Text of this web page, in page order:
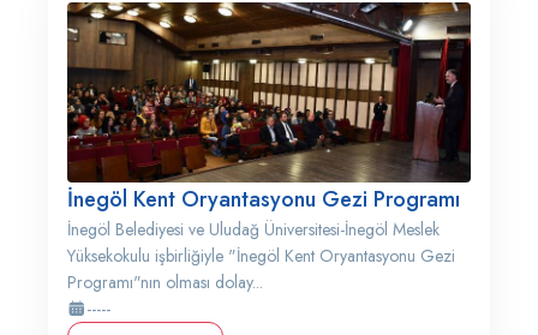
İnegöl Kent Oryantasyonu Gezi Programı
İnegöl Belediyesi ve Uludağ Üniversitesi-İnegöl Meslek
Yüksekokulu işbirliğiyle "İnegöl Kent Oryantasyonu Gezi
Programı"nın olması dolay...
-----